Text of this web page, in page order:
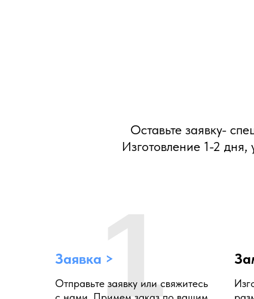
Оставьте заявку-
Изготовление 1-2
Заявка >
Отправьте заявку или свяжитесь
1